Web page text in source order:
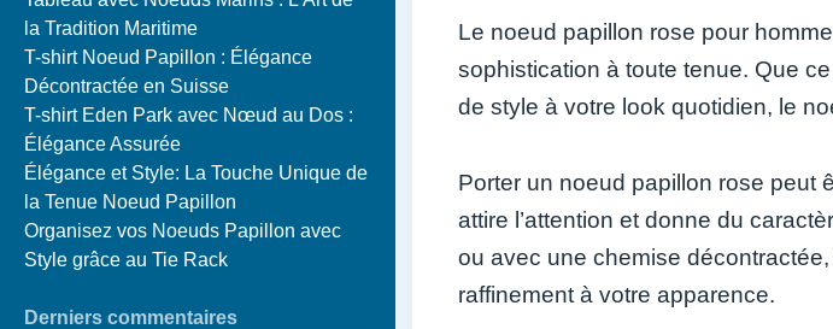
la Tradition Maritime
T-shirt Noeud Papillon : Élégance
Décontractée en Suisse
T-shirt Eden Park avec Nœud au Dos :
Élégance Assurée
Élégance et Style: La Touche Unique de
la Tenue Noeud Papillon
Organisez vos Noeuds Papillon avec
Style grâce au Tie Rack
Derniers commentaires
Le noeud papillon rose pour
sophistication à toute tenue. Que
de style à votre look quotidien, le
Porter un noeud papillon rose peut
attire l’attention et donne du
ou avec une chemise
raffinement à votre apparence.